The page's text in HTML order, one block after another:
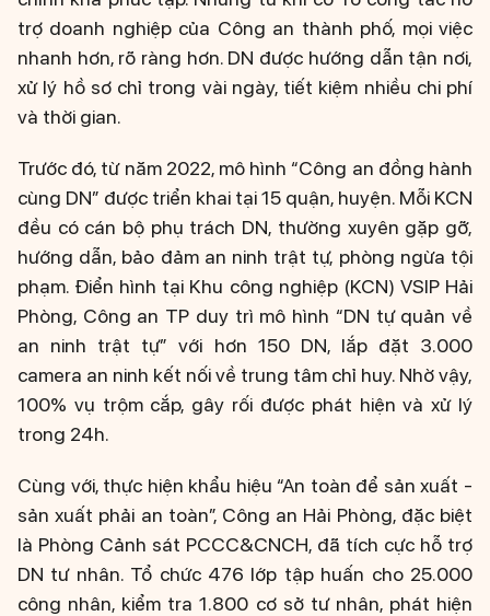
trợ doanh nghiệp của Công an thành phố, mọi việc
nhanh hơn, rõ ràng hơn. DN được hướng dẫn tận nơi,
xử lý hồ sơ chỉ trong vài ngày, tiết kiệm nhiều chi phí
và thời gian.
Trước đó, từ năm 2022, mô hình “Công an đồng hành
cùng DN” được triển khai tại 15 quận, huyện. Mỗi KCN
đều có cán bộ phụ trách DN, thường xuyên gặp gỡ,
hướng dẫn, bảo đảm an ninh trật tự, phòng ngừa tội
phạm. Điển hình tại Khu công nghiệp (KCN) VSIP Hải
Phòng, Công an TP duy trì mô hình “DN tự quản về
an ninh trật tự” với hơn 150 DN, lắp đặt 3.000
camera an ninh kết nối về trung tâm chỉ huy. Nhờ vậy,
100% vụ trộm cắp, gây rối được phát hiện và xử lý
trong 24h.
Cùng với, thực hiện khẩu hiệu “An toàn để sản xuất -
sản xuất phải an toàn”, Công an Hải Phòng, đặc biệt
là Phòng Cảnh sát PCCC&CNCH, đã tích cực hỗ trợ
DN tư nhân. Tổ chức 476 lớp tập huấn cho 25.000
công nhân, kiểm tra 1.800 cơ sở tư nhân, phát hiện